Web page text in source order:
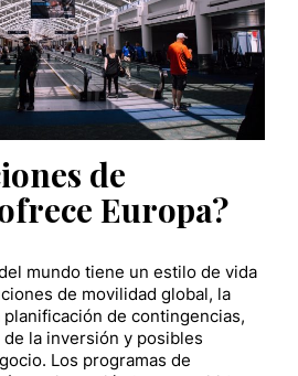
de
Europa?
mundo tiene un estilo de vida
de movilidad global, la
de contingencias,
la inversión y posibles
Los programas de